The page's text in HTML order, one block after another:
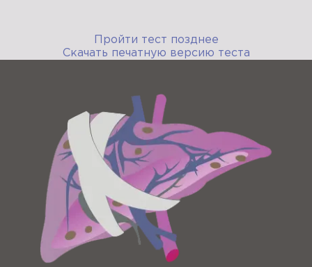
Пройти тест позднее
Скачать печатную версию теста